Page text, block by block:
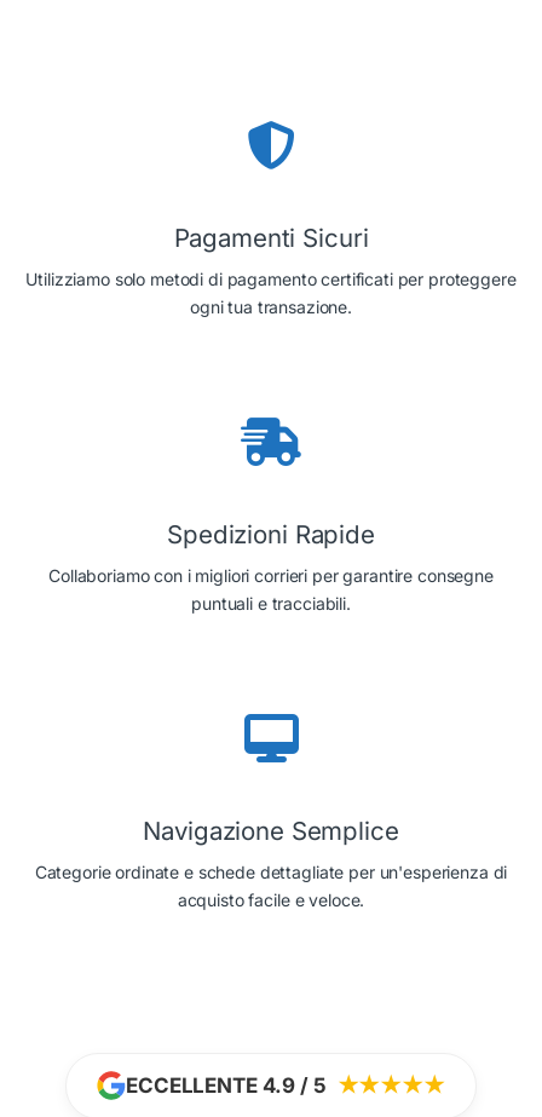
Pagamenti Sicuri
Utilizziamo solo metodi di pagamento certificati per proteggere
ogni tua transazione.
Spedizioni Rapide
Collaboriamo con i migliori corrieri per garantire consegne
puntuali e tracciabili.
Navigazione Semplice
Categorie ordinate e schede dettagliate per un'esperienza di
acquisto facile e veloce.
ECCELLENTE 4.9 / 5 ★★★★★